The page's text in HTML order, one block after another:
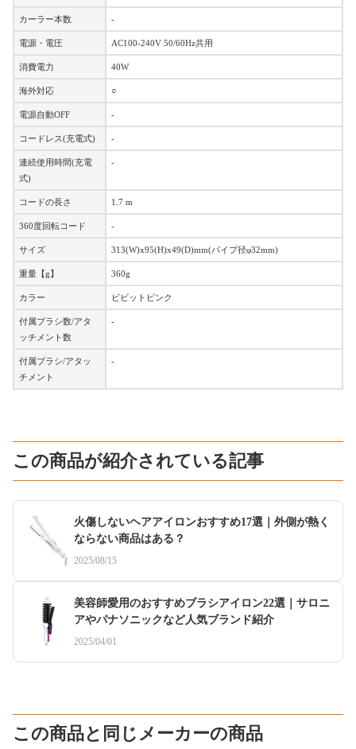
カーラー本数 -
電源・電圧 AC100-240V 50/60Hz共用
消費電力 40W
海外対応 ○
電源自動OFF -
コードレス(充電式) -
連続使用時間(充電
式)
-
コードの長さ 1.7 m
360度回転コード -
サイズ 313(W)x95(H)x49(D)mm(パイプ径φ32mm)
重量【g】 360g
カラー ビビットピンク
付属ブラシ数/アタ
ッチメント数
-
付属ブラシ/アタッ
チメント
-
この商品が紹介されている記事
火傷しないヘアアイロンおすすめ17選｜外側が熱く
ならない商品はある？
2025/08/15
美容師愛用のおすすめブラシアイロン22選｜サロニ
アやパナソニックなど人気ブランド紹介
2025/04/01
この商品と同じメーカーの商品